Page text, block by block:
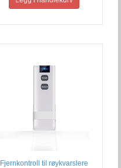
Fjernkontroll til røykvarslere